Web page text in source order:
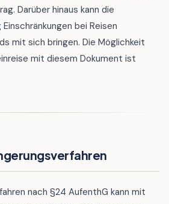
Darüber hinaus kann die
bei Reisen
mit sich bringen. Die Möglichkeit
mit diesem Dokument ist
nach §24 AufenthG kann mit